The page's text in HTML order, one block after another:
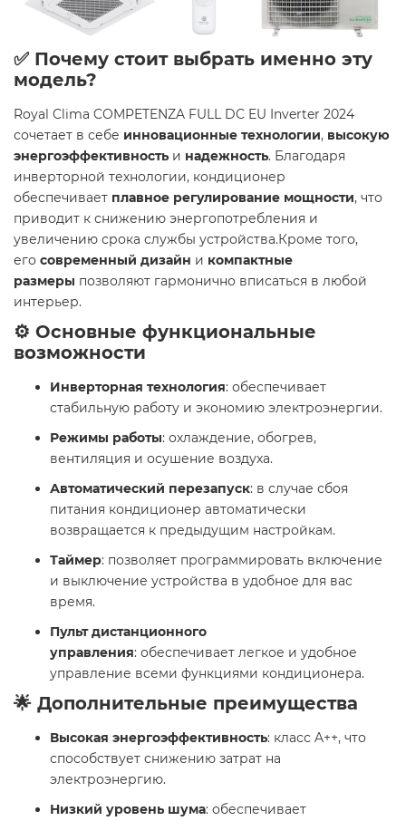
✅ Почему стоит выбрать именно эту
модель?
Royal Clima COMPETENZA FULL DC EU Inverter 2024
сочетает в себе инновационные технологии, высокую
энергоэффективность и надежность. Благодаря
инверторной технологии, кондиционер
обеспечивает плавное регулирование мощности, что
приводит к снижению энергопотребления и
увеличению срока службы устройства.Кроме того,
его современный дизайн и компактные
размеры позволяют гармонично вписаться в любой
интерьер.
⚙️ Основные функциональные
возможности
Инверторная технология: обеспечивает
стабильную работу и экономию электроэнергии.
Режимы работы: охлаждение, обогрев,
вентиляция и осушение воздуха.
Автоматический перезапуск: в случае сбоя
питания кондиционер автоматически
возвращается к предыдущим настройкам.
Таймер: позволяет программировать включение
и выключение устройства в удобное для вас
время.
Пульт дистанционного
управления: обеспечивает легкое и удобное
управление всеми функциями кондиционера.
🌟 Дополнительные преимущества
Высокая энергоэффективность: класс A++, что
способствует снижению затрат на
электроэнергию.
Низкий уровень шума: обеспечивает